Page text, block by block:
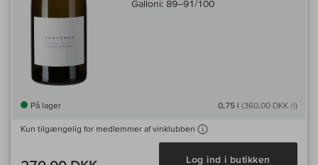
Galloni: 89–91/100
På lager 0,75 l (360,00 DKK /l)
Kun tilgængelig for medlemmer af vinklubben
Log ind i butikken